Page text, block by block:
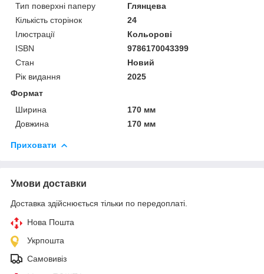
Тип поверхні паперу
Глянцева
Кількість сторінок
24
Ілюстрації
Кольорові
ISBN
9786170043399
Стан
Новий
Рік видання
2025
Формат
Ширина
170 мм
Довжина
170 мм
Приховати
Умови доставки
Доставка здійснюється тільки по передоплаті.
Нова Пошта
Укрпошта
Самовивіз